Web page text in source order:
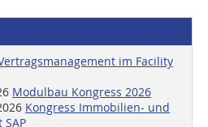
im Facility
Modulbau Kongress 2026
Kongress Immobilien- und